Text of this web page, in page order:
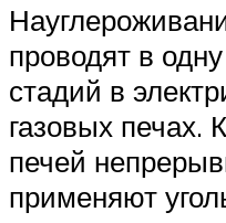
проводят в
стадий в
газовых
печей
применяют